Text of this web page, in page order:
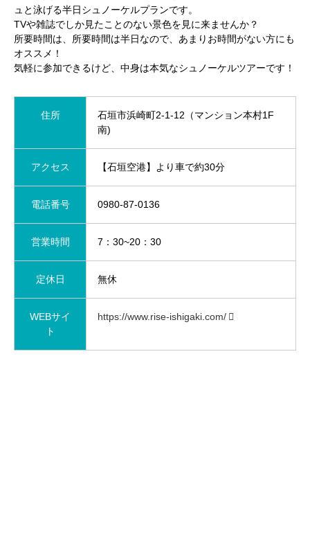
ュと泳げる半日シュノーケルプランです。
TVや雑誌でしか見たことのない景色を見に来ませんか？
所要時間は、所要時間は半日なので、あまりお時間がない方にも
オススメ！
気軽に参加できるけど、中身は本気なシュノーケルツアーです！
住所
石垣市浜崎町2-1-12（マンション本村1F
南)
アクセス 【石垣空港】より車で約30分
電話番号 0980-87-0136
営業時間 7：30~20：30
定休日 無休
WEBサイ
ト
https://www.rise-ishigaki.com/